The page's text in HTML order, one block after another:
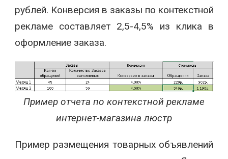
рублей. Конверсия в заказы по контекстной
рекламе составляет 2,5-4,5% из клика в
оформление заказа.
Пример отчета по контекстной рекламе
интернет-магазина люстр
Пример размещения товарных объявлений